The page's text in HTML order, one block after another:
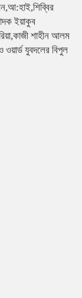
ইয়াকুব
শাহীন আলম
যুবদলের বিপুল